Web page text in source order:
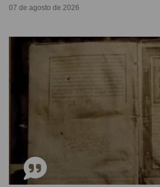
07 de agosto de 2026